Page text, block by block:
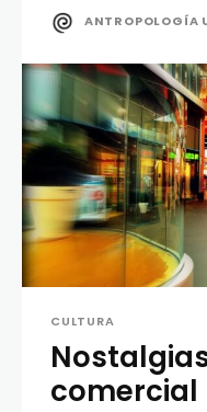
ANTROPOLOGÍA
CULTURA
comercial